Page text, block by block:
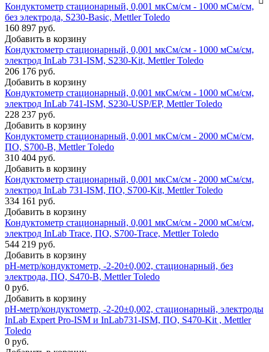
Кондуктометр стационарный, 0,001 мкСм/см - 1000 мСм/см,
без электрода, S230-Basic, Mettler Toledo
160 897 руб.
Добавить в корзину
Кондуктометр стационарный, 0,001 мкСм/см - 1000 мСм/см,
электрод InLab 731-ISM, S230-Kit, Mettler Toledo
206 176 руб.
Добавить в корзину
Кондуктометр стационарный, 0,001 мкСм/см - 1000 мСм/см,
электрод InLab 741-ISM, S230-USP/EP, Mettler Toledo
228 237 руб.
Добавить в корзину
Кондуктометр стационарный, 0,001 мкСм/см - 2000 мСм/см,
ПО, S700-B, Mettler Toledo
310 404 руб.
Добавить в корзину
Кондуктометр стационарный, 0,001 мкСм/см - 2000 мСм/см,
электрод InLab 731-ISM, ПО, S700-Kit, Mettler Toledo
334 161 руб.
Добавить в корзину
Кондуктометр стационарный, 0,001 мкСм/см - 2000 мСм/см,
электрод InLab Trace, ПО, S700-Trace, Mettler Toledo
544 219 руб.
Добавить в корзину
рН-метр/кондуктометр, -2-20±0,002, стационарный, без
электрода, ПО, S470-B, Mettler Toledo
0 руб.
Добавить в корзину
рН-метр/кондуктометр, -2-20±0,002, стационарный, электроды
InLab Expert Pro-ISM и InLab731-ISM, ПО, S470-Kit , Mettler
Toledo
0 руб.